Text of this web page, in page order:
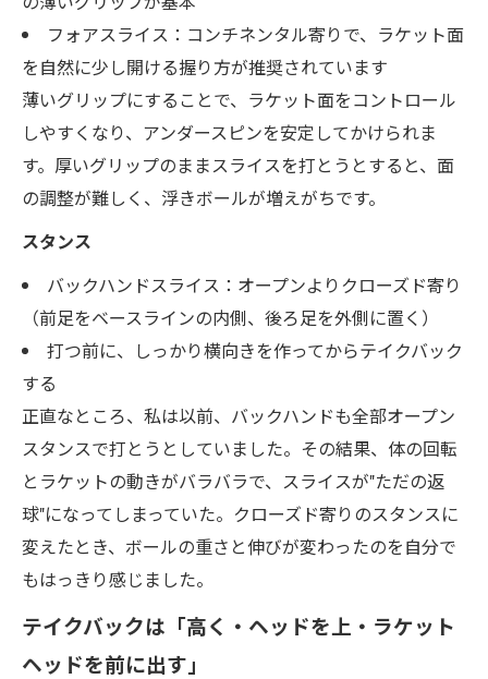
フォアスライス：コンチネンタル寄りで、ラケット面
を自然に少し開ける握り方が推奨されています
薄いグリップにすることで、ラケット面をコントロール
しやすくなり、アンダースピンを安定してかけられま
す。厚いグリップのままスライスを打とうとすると、面
の調整が難しく、浮きボールが増えがちです。
スタンス
バックハンドスライス：オープンよりクローズド寄り
（前足をベースラインの内側、後ろ足を外側に置く）
打つ前に、しっかり横向きを作ってからテイクバック
する
正直なところ、私は以前、バックハンドも全部オープン
スタンスで打とうとしていました。その結果、体の回転
とラケットの動きがバラバラで、スライスが"ただの返
球"になってしまっていた。クローズド寄りのスタンスに
変えたとき、ボールの重さと伸びが変わったのを自分で
もはっきり感じました。
テイクバックは「高く・ヘッドを上・ラケット
ヘッドを前に出す」